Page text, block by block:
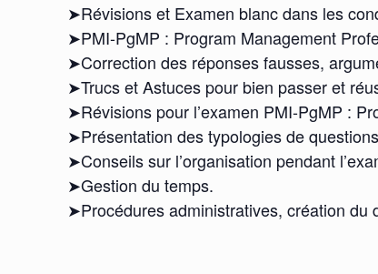
➤Révisions et Examen blanc dans les
➤PMI-PgMP : Program Management
➤Correction des réponses fausses,
➤Trucs et Astuces pour bien passer et
➤Révisions pour l’examen PMI-PgMP :
➤Présentation des typologies de
➤Conseils sur l’organisation pendant
➤Gestion du temps.
➤Procédures administratives, création du